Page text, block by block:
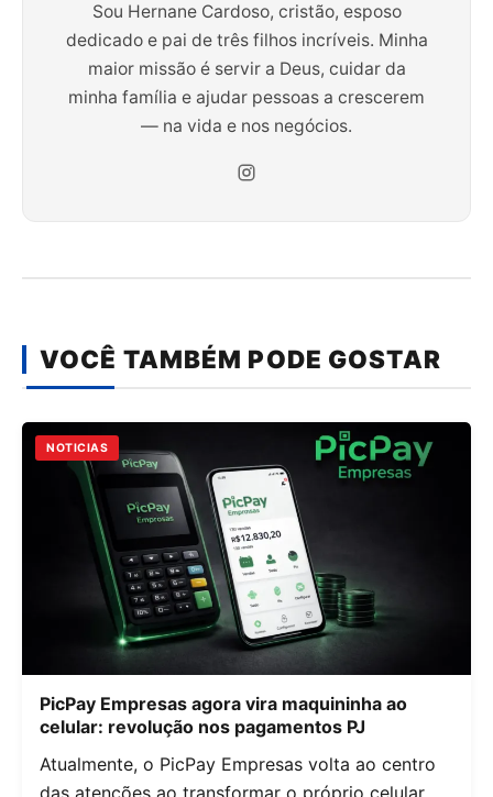
Sou Hernane Cardoso, cristão, esposo
dedicado e pai de três filhos incríveis. Minha
maior missão é servir a Deus, cuidar da
minha família e ajudar pessoas a crescerem
— na vida e nos negócios.
VOCÊ TAMBÉM PODE GOSTAR
NOTICIAS
PicPay Empresas agora vira maquininha ao
celular: revolução nos pagamentos PJ
Atualmente, o PicPay Empresas volta ao centro
das atenções ao transformar o próprio celular…